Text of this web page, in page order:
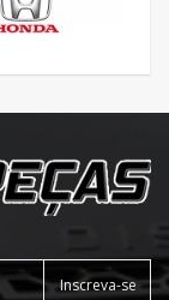
Inscreva-se